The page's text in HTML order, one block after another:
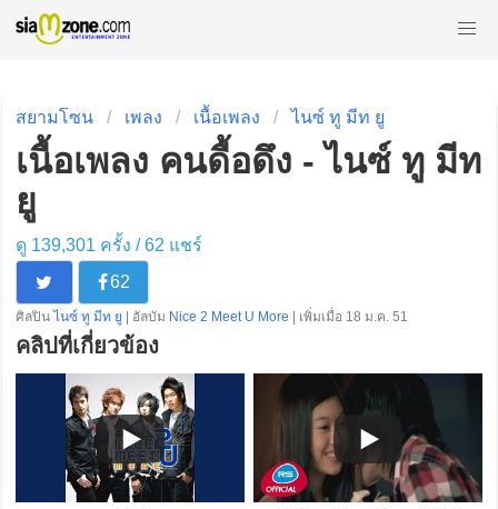
สยามโซน เพลง เนื้อเพลง ไนซ์ ทู มีท ยู
เนื้อเพลง คนดื้อดึง - ไนซ์ ทู มีท
ยู
ดู 139,301 ครั้ง /62 แชร์
62
ศิลปิน ไนซ์ ทู มีท ยู | อัลบัม Nice 2 Meet U More | เพิ่มเมื่อ 18 ม.ค. 51
คลิปที่เกี่ยวข้อง